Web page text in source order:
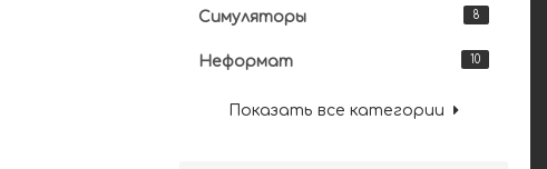
8
Симуляторы
10
Неформат
Показать все категории